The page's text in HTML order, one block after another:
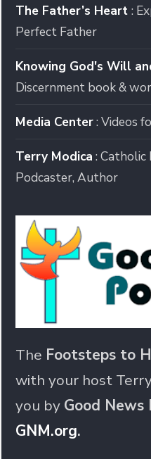
The Father’s Heart :
Perfect Father
Knowing God's Will
Discernment book &
Media Center: Videos
Terry Modica : Catholic
Podcaster, Author
The Footsteps to
with your host
you by Good News
GNM.org.